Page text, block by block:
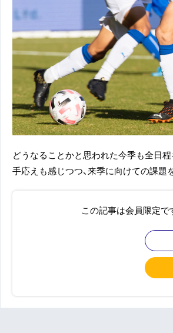
どうなることかと思われた今季も全日
手応えも感じつつ、来季に向けての課題
この記事は会員限定で